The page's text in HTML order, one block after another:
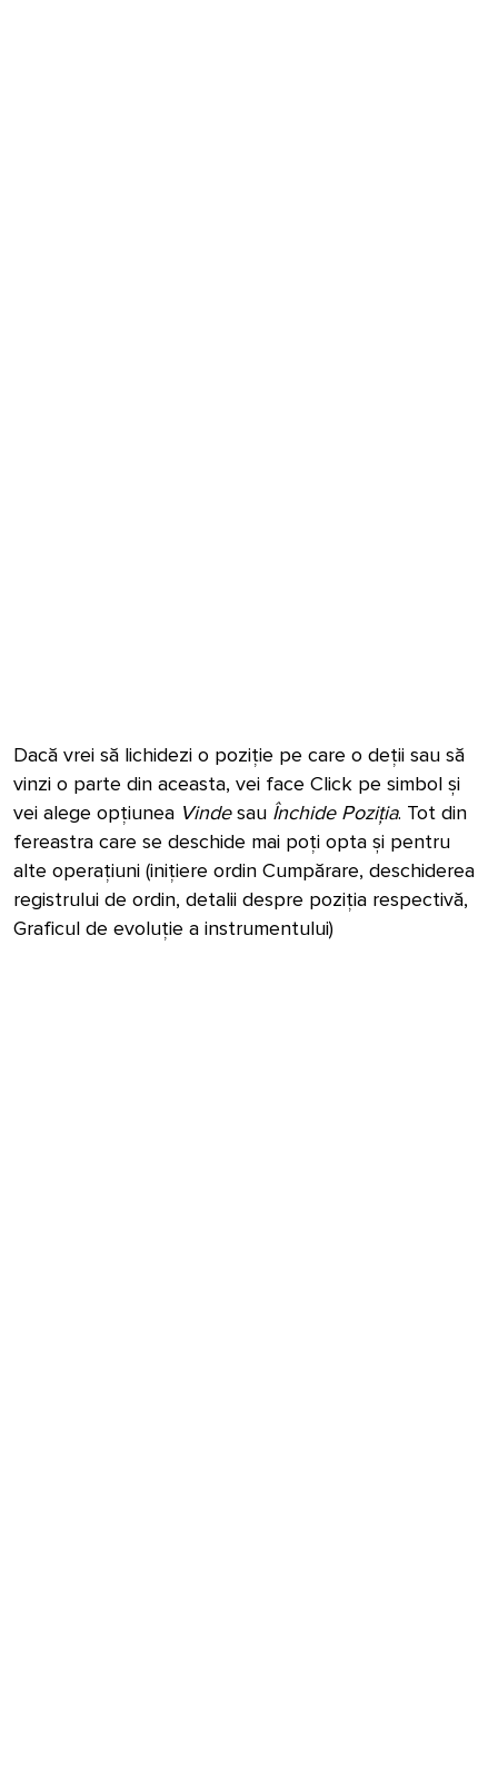
Dacă vrei să lichidezi o poziție pe care o deții sau să
vinzi o parte din aceasta, vei face Click pe simbol și
vei alege opțiunea Vindesau Închide Poziția. Tot din
fereastra care se deschide mai poți opta și pentru
alte operațiuni (inițiere ordin Cumpărare, deschiderea
registrului de ordin, detalii despre poziția respectivă,
Graficul de evoluție a instrumentului)